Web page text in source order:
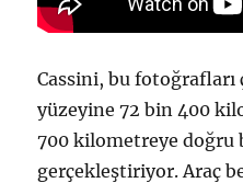
Cassini, bu
yüzeyine 72 bin 400
700 kilometreye doğru
gerçekleştiriyor. Araç